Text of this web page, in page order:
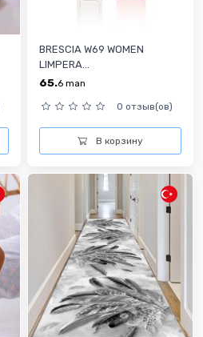
BRESCIA W69 WOMEN
LIMPERA...
65.6 man
0 отзыв(ов)
В корзину